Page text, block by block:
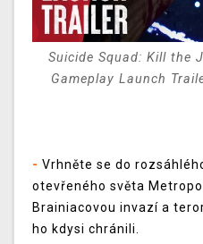
Suicide Squad: Kill the
Gameplay Launch
- Vrhněte se do
otevřeného světa
Brainiacovou invazí a
ho kdysi chránili.